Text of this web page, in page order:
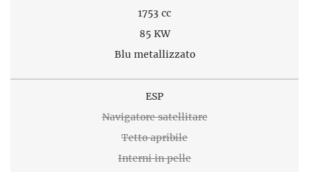
1753 cc
85 KW
Blu metallizzato
ESP
Navigatore satellitare
Tetto apribile
Interni in pelle